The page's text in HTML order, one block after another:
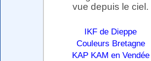
vue depuis le ciel.
IKF de Dieppe
Couleurs Bretagne
KAP KAM en Vendée